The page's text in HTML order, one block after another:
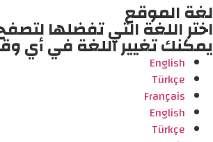
لغة الموقع
اختر اللغة التي تفضلها
يمكنك تغيير اللغة في أي
English
Türkçe
Français
English
Türkçe